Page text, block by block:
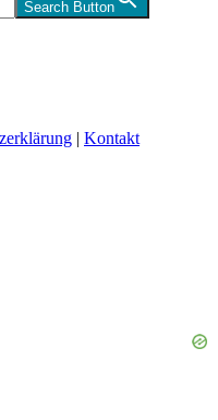
Search Button
| Kontakt